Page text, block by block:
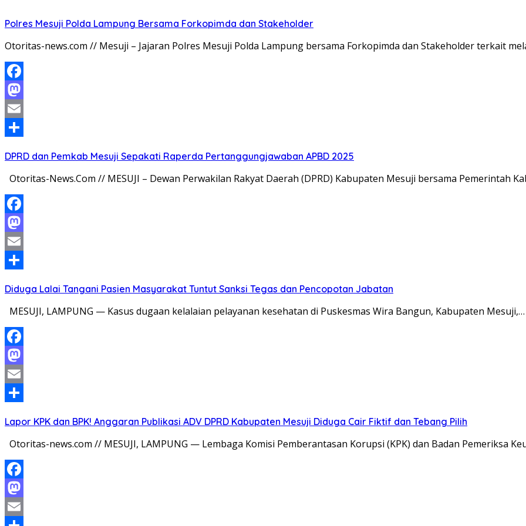
Polres Mesuji Polda Lampung Bersama Forkopimda dan Stakeholder
Otoritas-news.com // Mesuji – Jajaran Polres Mesuji Polda Lampung bersama Forkopimda dan Stakeholder terkait
Facebook
Mastodon
Email
DPRD dan Pemkab Mesuji Sepakati Raperda Pertanggungjawaban APBD 2025
Otoritas-News.Com // MESUJI – Dewan Perwakilan Rakyat Daerah (DPRD) Kabupaten Mesuji bersama Pemerintah
Facebook
Mastodon
Email
Diduga Lalai Tangani Pasien Masyarakat Tuntut Sanksi Tegas dan Pencopotan Jabatan
MESUJI, LAMPUNG — Kasus dugaan kelalaian pelayanan kesehatan di Puskesmas Wira Bangun, Kabupaten Mesuji,…
Facebook
Mastodon
Email
Lapor KPK dan BPK! Anggaran Publikasi ADV DPRD Kabupaten Mesuji Diduga Cair Fiktif dan Tebang Pilih
Otoritas-news.com // MESUJI, LAMPUNG — Lembaga Komisi Pemberantasan Korupsi (KPK) dan Badan Pemeriksa
Facebook
Mastodon